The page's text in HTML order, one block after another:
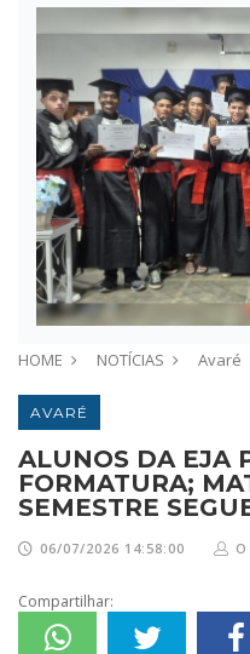
HOME NOTÍCIAS Avaré
AVARÉ
ALUNOS DA EJA
FORMATURA;
SEMESTRE
06/07/2026 14:58:00
Compartilhar: